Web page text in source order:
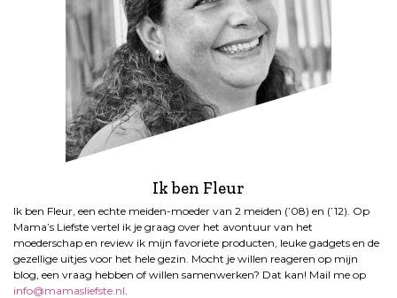
Ik ben Fleur
Ik ben Fleur, een echte meiden-moeder van 2 meiden (’08) en (’12). Op
Mama’s Liefste vertel ik je graag over het avontuur van het
moederschap en review ik mijn favoriete producten, leuke gadgets en de
gezellige uitjes voor het hele gezin. Mocht je willen reageren op mijn
blog, een vraag hebben of willen samenwerken? Dat kan! Mail me op
info@mamasliefste.nl